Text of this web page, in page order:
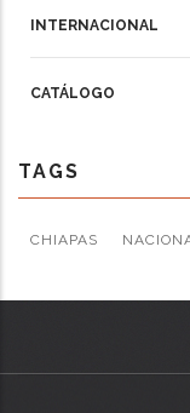
INTERNACIONAL
CATÁLOGO
TAGS
CHIAPAS